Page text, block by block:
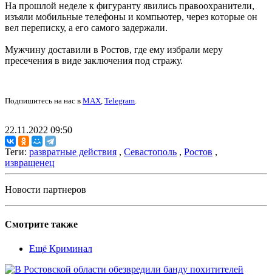
На прошлой неделе к фигуранту явились правоохранители,
изъяли мобильные телефоны и компьютер, через которые он
вел переписку, а его самого задержали.
Мужчину доставили в Ростов, где ему избрали меру
пресечения в виде заключения под стражу.
Подпишитесь на нас в MAX, Telegram.
22.11.2022 09:50
Теги: развратные действия , Севастополь , Ростов ,
извращенец
Новости партнеров
Смотрите также
Ещё Криминал